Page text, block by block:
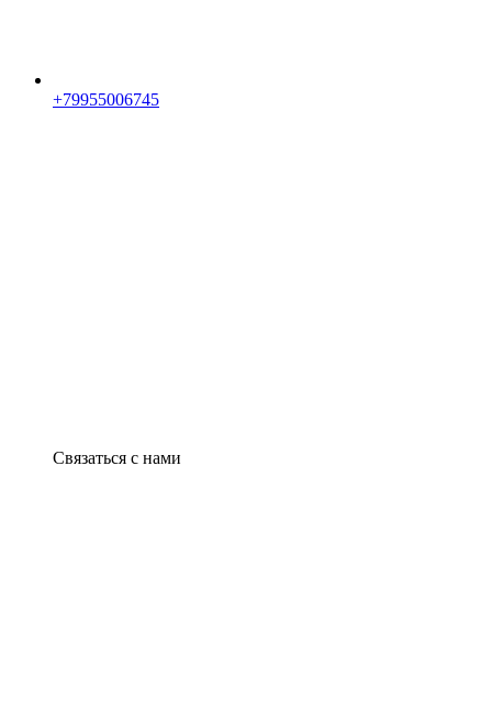
+79955006745
Связаться с нами